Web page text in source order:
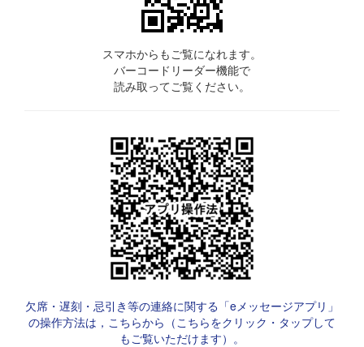
スマホからもご覧になれます。
バーコードリーダー機能で
読み取ってご覧ください。
欠席・遅刻・忌引き等の連絡に関する「eメッセージアプリ」
の操作方法は，こちらから（こちらをクリック・タップして
もご覧いただけます）。